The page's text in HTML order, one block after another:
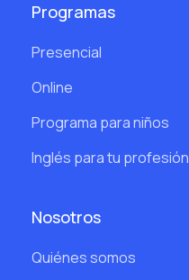
Programas
Presencial
Online
Programa para niños
Inglés para tu profesión
Nosotros
Quiénes somos